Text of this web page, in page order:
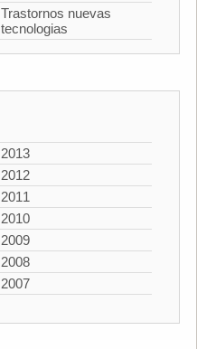
Trastornos nuevas
tecnologias
2013
2012
2011
2010
2009
2008
2007